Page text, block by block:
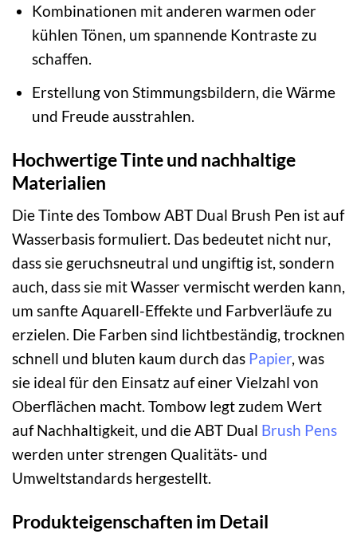
Kombinationen mit anderen warmen oder
kühlen Tönen, um spannende Kontraste zu
schaffen.
Erstellung von Stimmungsbildern, die Wärme
und Freude ausstrahlen.
Hochwertige Tinte und nachhaltige
Materialien
Die Tinte des Tombow ABT Dual Brush Pen ist auf
Wasserbasis formuliert. Das bedeutet nicht nur,
dass sie geruchsneutral und ungiftig ist, sondern
auch, dass sie mit Wasser vermischt werden kann,
um sanfte Aquarell-Effekte und Farbverläufe zu
erzielen. Die Farben sind lichtbeständig, trocknen
schnell und bluten kaum durch das Papier, was
sie ideal für den Einsatz auf einer Vielzahl von
Oberflächen macht. Tombow legt zudem Wert
auf Nachhaltigkeit, und die ABT Dual Brush Pens
werden unter strengen Qualitäts- und
Umweltstandards hergestellt.
Produkteigenschaften im Detail